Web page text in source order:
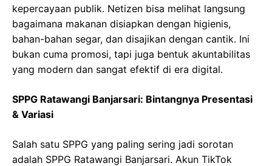
kepercayaan publik. Netizen bisa melihat langsung
bagaimana makanan disiapkan dengan higienis,
bahan-bahan segar, dan disajikan dengan cantik. Ini
bukan cuma promosi, tapi juga bentuk akuntabilitas
yang modern dan sangat efektif di era digital.
SPPG Ratawangi Banjarsari: Bintangnya Presentasi
& Variasi
Salah satu SPPG yang paling sering jadi sorotan
adalah SPPG Ratawangi Banjarsari. Akun TikTok